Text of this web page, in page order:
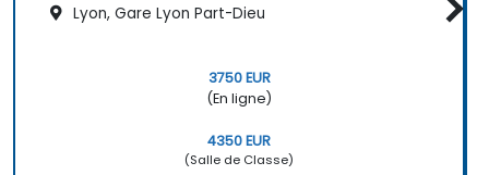
Lyon, Gare Lyon Part-Dieu
3750 EUR
(En ligne)
4350 EUR
(Salle de Classe)